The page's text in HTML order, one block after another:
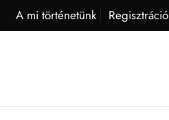
A mi történetünk Regisztráció